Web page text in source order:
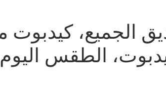
الجميع، كيدبوت
الطقس